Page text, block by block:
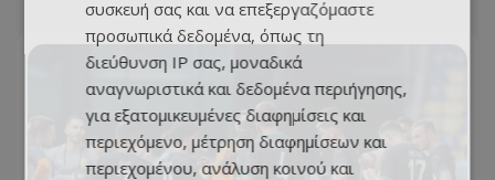
συσκευή σας και να επεξεργαζόμαστε
προσωπικά δεδομένα, όπως τη
διεύθυνση IP σας, μοναδικά
αναγνωριστικά και δεδομένα περιήγησης,
για εξατομικευμένες διαφημίσεις και
περιεχόμενο, μέτρηση διαφημίσεων και
περιεχομένου, ανάλυση κοινού και